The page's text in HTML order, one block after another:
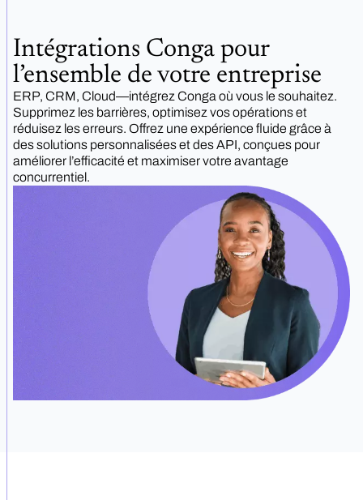
Intégrations Conga pour
l’ensemble de votre entreprise
ERP, CRM, Cloud—intégrez Conga où vous le souhaitez.
Supprimez les barrières, optimisez vos opérations et
réduisez les erreurs. Offrez une expérience fluide grâce à
des solutions personnalisées et des API, conçues pour
améliorer l’efficacité et maximiser votre avantage
concurrentiel.